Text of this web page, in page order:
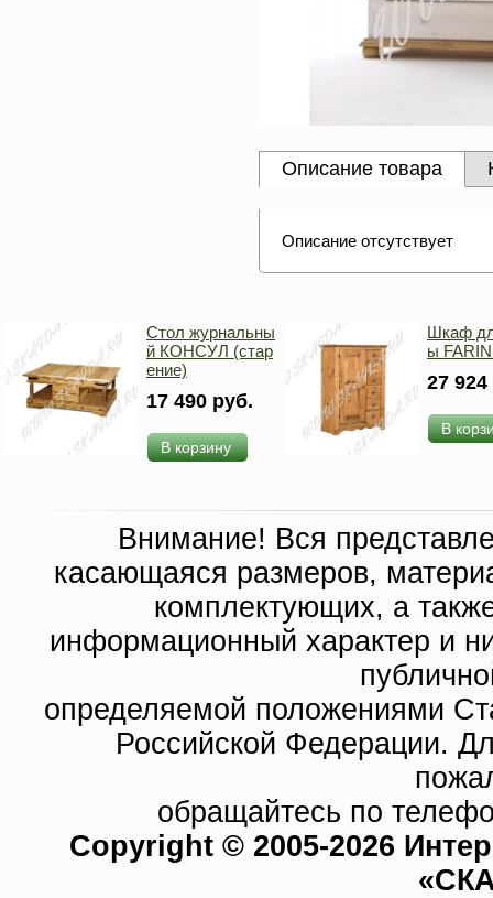
Описание товара
Описание отсутствует
Стол журнальны
й КОНСУЛ (стар
ение)
17 490 руб.
В корзину
Шкаф
ы
27
В
Внимание! Вся
касающаяся размеров,
комплектующих, а
информационный характер и
определяемой положениями
Российской Федерации.
обращайтесь по
Copyright © 2005-2026